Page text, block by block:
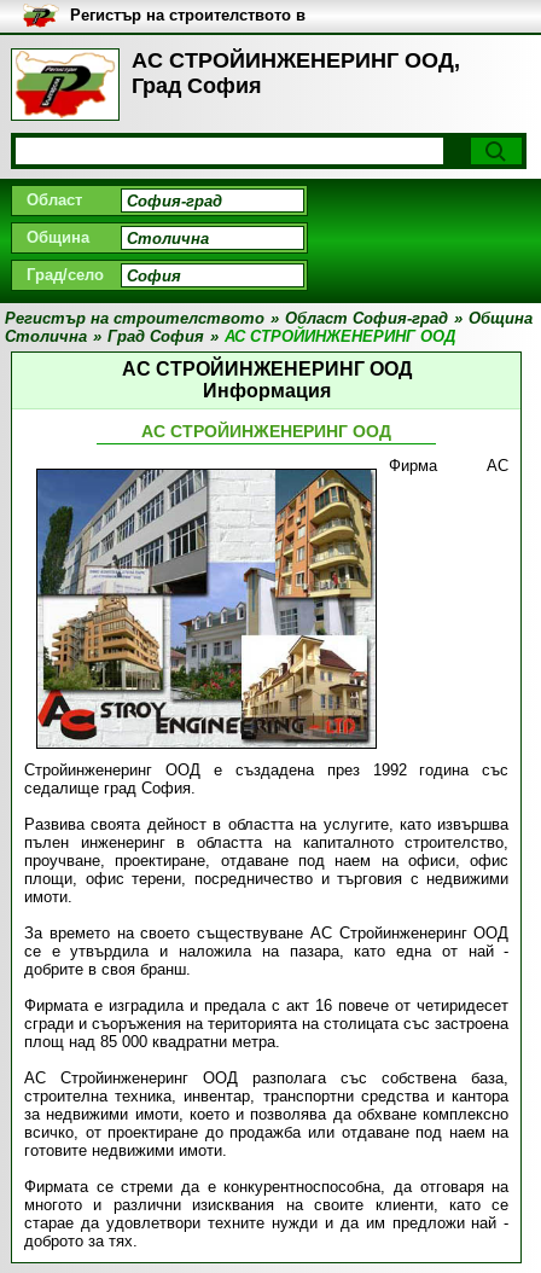
АС СТРОЙИНЖЕНЕРИНГ ООД,
Град София
Регистър на строителството в
България
Област
Община
Град/село
Регистър на строителството » Област София-град » Община
Столична » Град София » АС СТРОЙИНЖЕНЕРИНГ ООД
АС СТРОЙИНЖЕНЕРИНГ ООД
Информация
АС СТРОЙИНЖЕНЕРИНГ ООД
Фирма АС
Стройинженеринг ООД е създадена през 1992 година със
седалище град София.
Развива своята дейност в областта на услугите, като извършва
пълен инженеринг в областта на капиталното строителство,
проучване, проектиране, отдаване под наем на офиси, офис
площи, офис терени, посредничество и търговия с недвижими
имоти.
За времето на своето съществуване АС Стройинженеринг ООД
се е утвърдила и наложила на пазара, като една от най -
добрите в своя бранш.
Фирмата е изградила и предала с акт 16 повече от четиридесет
сгради и съоръжения на територията на столицата със застроена
площ над 85 000 квадратни метра.
АС Стройинженеринг ООД разполага със собствена база,
строителна техника, инвентар, транспортни средства и кантора
за недвижими имоти, което и позволява да обхване комплексно
всичко, от проектиране до продажба или отдаване под наем на
готовите недвижими имоти.
Фирмата се стреми да е конкурентноспособна, да отговаря на
многото и различни изисквания на своите клиенти, като се
старае да удовлетвори техните нужди и да им предложи най -
доброто за тях.